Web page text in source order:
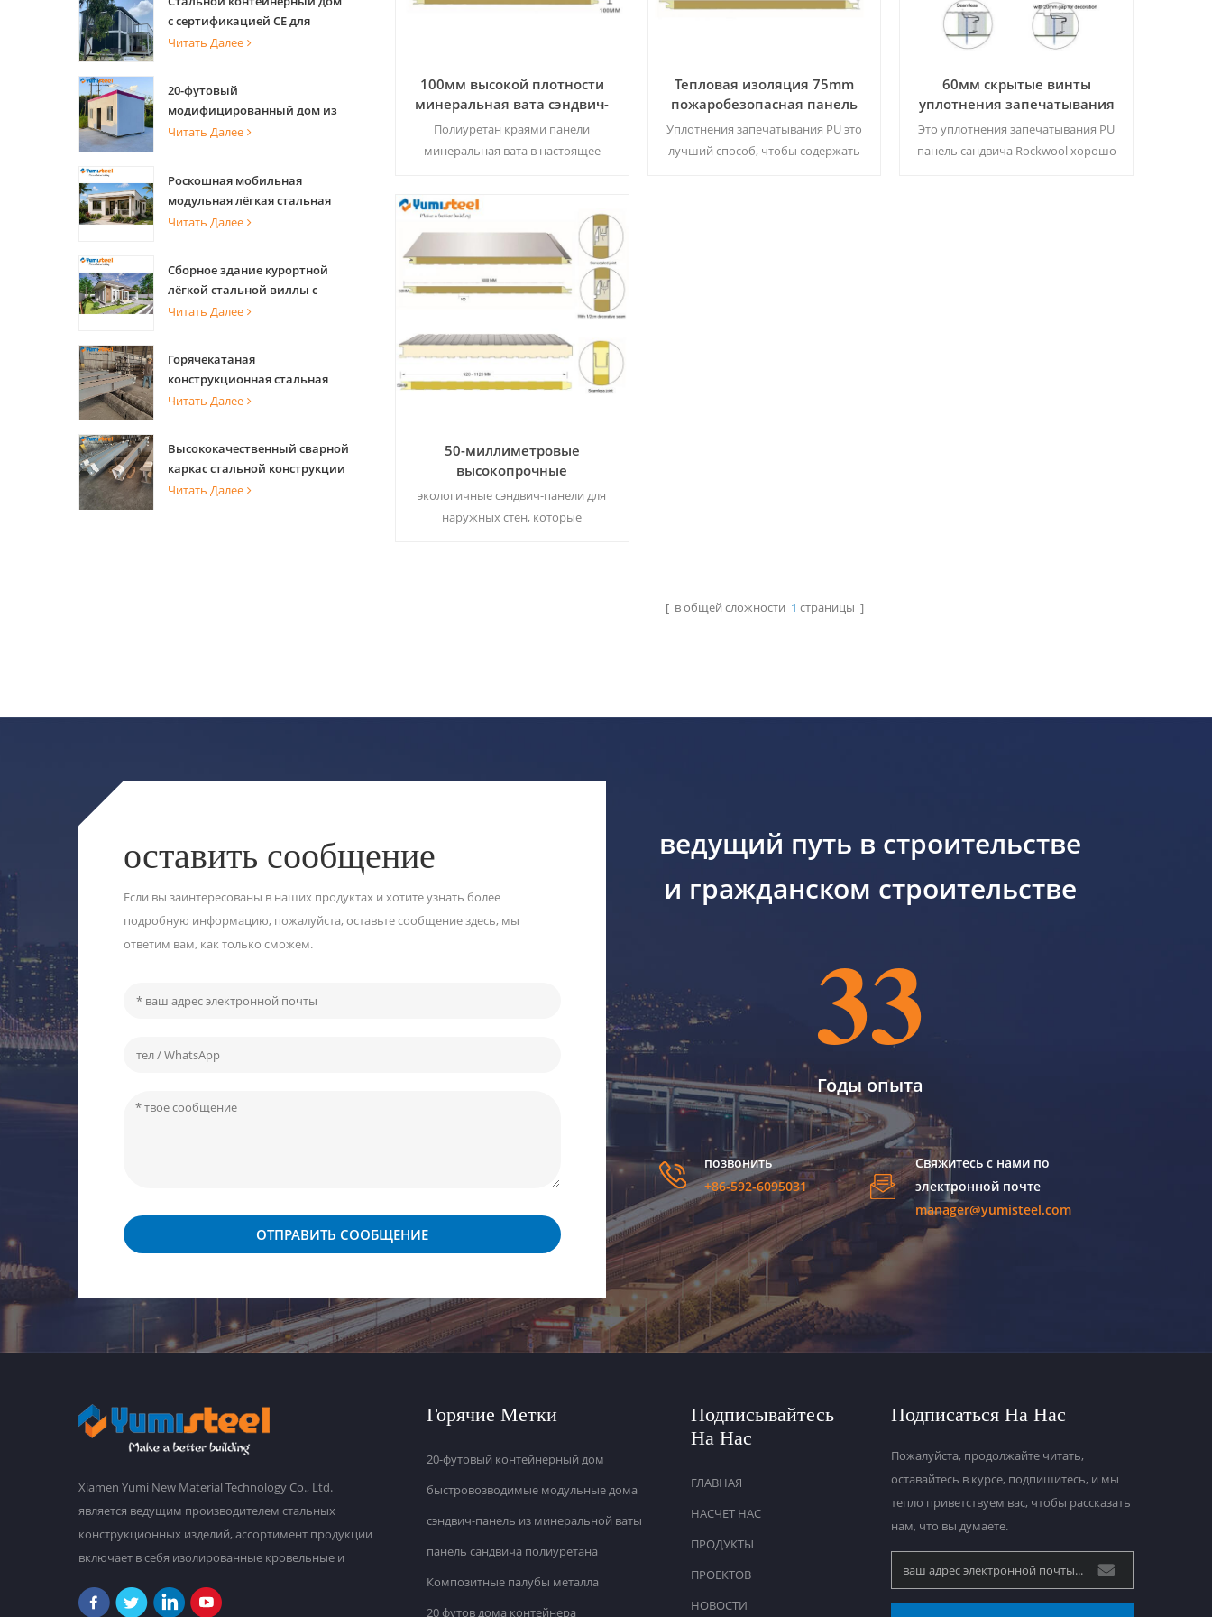
с сертификацией CE для
офиса и проживания
Читать Далее
20-футовый
модифицированный дом из
морского контейнера для
Читать Далее
Роскошная мобильная
модульная лёгкая стальная
вилла со стальной
Читать Далее
Сборное здание курортной
лёгкой стальной виллы с
теплицей
Читать Далее
Горячекатаная
конструкционная стальная
балка с высокой несущей
Читать Далее
Высококачественный сварной
каркас стальной конструкции
для строительства здания
Читать Далее
100мм высокой плотности
минеральная вата сэндвич-
панели с PU края для стены
Полиуретан краями панели
минеральная вата в настоящее
строительной огнестойкости и
изоляции доски. Минимальный
заказ：500㎡ / Цвет&ампер;разм
Тепловая изоляция 75mm
пожаробезопасная панель
Сандвича Rockwool для стен
с ПУ края
Уплотнения запечатывания PU это
лучший способ, чтобы содержать
60мм скрытые винты
уплотнения запечатывания
PU панель Сандвича
Rockwool для
Это уплотнения запечатывания PU
панель сандвича Rockwool хорошо
50-миллиметровые
высокопрочные
полиуретановые сэндвич-
экологичные сэндвич-панели для
наружных стен, которые
[ в общей сложности 1 страницы ]
оставить сообщение
Если вы заинтересованы в наших продуктах и ​​хотите узнать более
подробную информацию, пожалуйста, оставьте сообщение здесь, мы
ответим вам, как только сможем.
ОТПРАВИТЬ СООБЩЕНИЕ
ведущий путь в строительстве
и гражданском строительстве
33
Годы опыта
позвонить
+86-592-6095031
Свяжитесь с нами по
электронной почте
manager@yumisteel.com
Xiamen Yumi New Material Technology Co., Ltd.
является ведущим производителем стальных
конструкционных изделий, ассортимент продукции
включает в себя изолированные кровельные и
стальную кровлю и облицовку стен, стальные
Горячие Метки
20-футовый контейнерный дом
быстровозводимые модульные дома
сэндвич-панель из минеральной ваты
панель сандвича полиуретана
Композитные палубы металла
20 футов дома контейнера
Подписывайтесь
На Нас
ГЛАВНАЯ
НАСЧЕТ НАС
ПРОДУКТЫ
ПРОЕКТОВ
НОВОСТИ
Подписаться На Нас
Пожалуйста, продолжайте читать,
оставайтесь в курсе, подпишитесь, и мы
тепло приветствуем вас, чтобы рассказать
нам, что вы думаете.